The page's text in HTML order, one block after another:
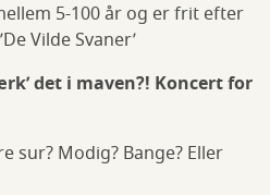
5-100 år og er frit efter
Vilde Svaner’
det i maven?! Koncert for
sur? Modig? Bange? Eller